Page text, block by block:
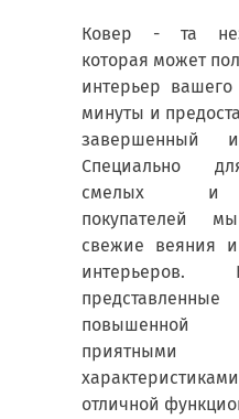
Ковер - та
которая может
интерьер
минуты и
завершенный
Специально
смелых и
покупателей
свежие веяния
повышенной
приятными
отличной